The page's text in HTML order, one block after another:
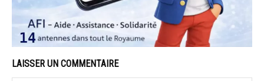
LAISSER UN COMMENTAIRE